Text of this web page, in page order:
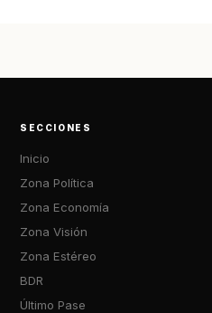
SECCIONES
Inicio
Zona Política
Zona Economía
Zona Visión
Zona Estéreo
BDR
Último Pase